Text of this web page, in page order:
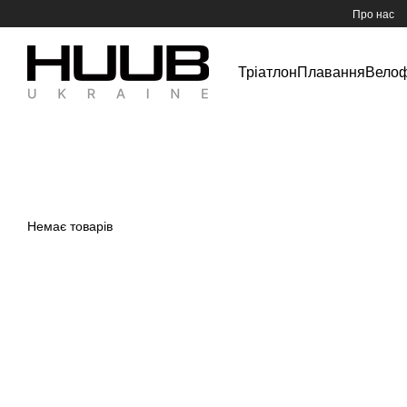
Про нас
ТріатлонПлавання
Немає товарів